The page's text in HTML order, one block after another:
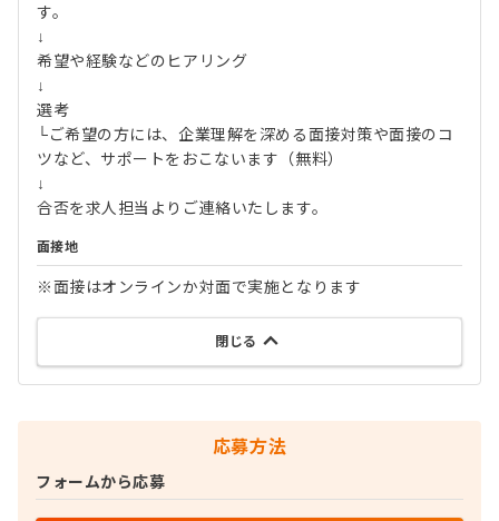
す。
↓
希望や経験などのヒアリング
↓
選考
└ご希望の方には、企業理解を深める面接対策や面接のコ
ツなど、サポートをおこないます（無料）
↓
合否を求人担当よりご連絡いたします。
面接地
※面接はオンラインか対面で実施となります
閉じる
応募方法
フォームから応募